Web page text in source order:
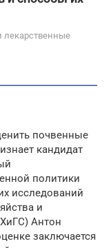
почвенные
кандидат
политики
исследований
и
Антон
заключается